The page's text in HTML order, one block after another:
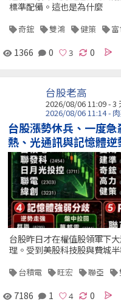
標準配備。這也是為什麼
奇鋐 雙鴻 健策
1366 0 0
台股老高
2026/08/06 11:09 - 3
2026/08/06 11:14 -
台股漲勢休兵、一度
熱、光通訊與記憶體逆
台股昨日才在權值股領軍下
理。受到美股科技股與費城
台積電 旺宏 聯亞
7186 1 0